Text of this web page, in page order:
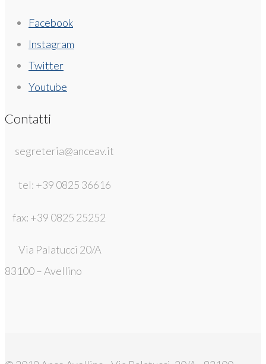
Facebook
Instagram
Twitter
Youtube
Contatti
segreteria@anceav.it
tel: +39 0825 36616
fax: +39 0825 25252
Via Palatucci 20/A
83100 – Avellino